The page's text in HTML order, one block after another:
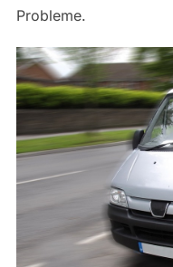
Probleme.